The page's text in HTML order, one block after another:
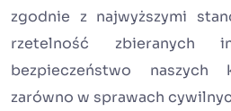
zgodnie z najwyższymi
rzetelność zbieranych
bezpieczeństwo naszych
zarówno w sprawach